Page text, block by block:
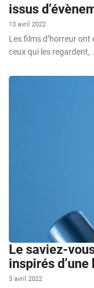
issus
13 avril 2022
Les films d’horreur
ceux qui les regardent,
Le saviez-
inspirés
3 avril 2022